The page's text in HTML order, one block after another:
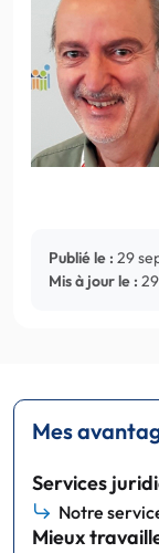
Publié le : 29
Mis à jour le :
Mes
Services
Notre
Mieux